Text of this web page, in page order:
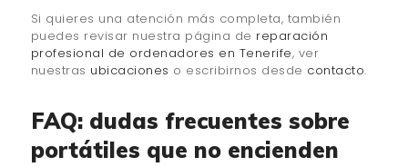
Si quieres una atención más completa, también
puedes revisar nuestra página de reparación
profesional de ordenadores en Tenerife, ver
nuestras ubicaciones o escribirnos desde contacto.
FAQ: dudas frecuentes sobre
portátiles que no encienden